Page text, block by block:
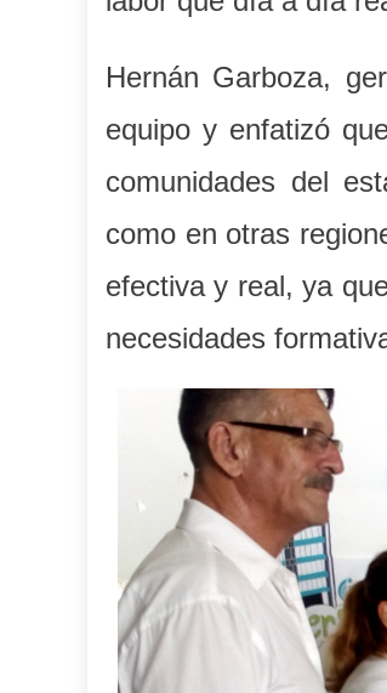
Hernán Garboza,
equipo y enfatizó
comunidades del
como en otras
efectiva y real, ya
necesidades